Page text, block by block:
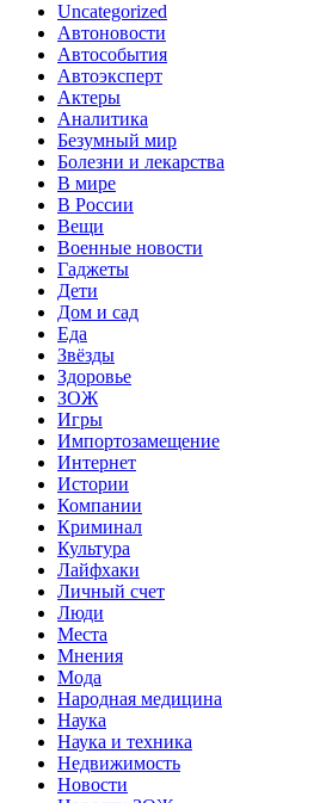
Uncategorized
Автоновости
Автособытия
Автоэксперт
Актеры
Аналитика
Безумный мир
Болезни и лекарства
В мире
В России
Вещи
Военные новости
Гаджеты
Дети
Дом и сад
Еда
Звёзды
Здоровье
ЗОЖ
Игры
Импортозамещение
Интернет
Истории
Компании
Криминал
Культура
Лайфхаки
Личный счет
Люди
Места
Мнения
Мода
Народная медицина
Наука
Наука и техника
Недвижимость
Новости